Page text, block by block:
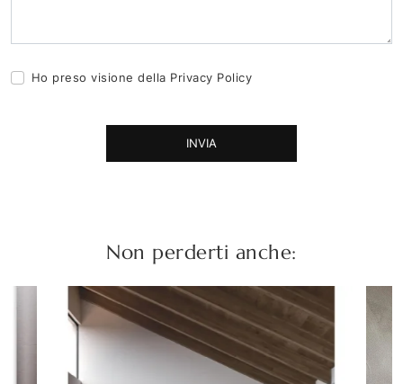
Ho preso visione della Privacy Policy
INVIA
Non perderti anche: